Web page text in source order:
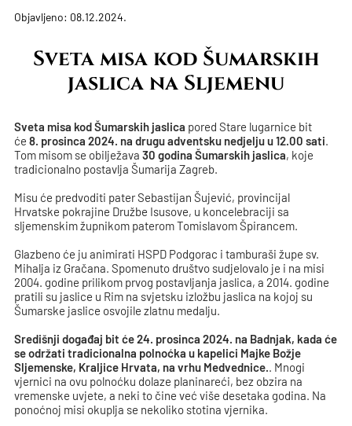
Objavljeno: 08.12.2024.
Sveta misa kod Šumarskih
jaslica na Sljemenu
Sveta misa kod Šumarskih jaslica pored Stare lugarnice bit
će8. prosinca 2024. na drugu adventsku nedjelju u 12.00 sati.
Tom misom se obilježava30 godina Šumarskih jaslica, koje
tradicionalno postavlja Šumarija Zagreb.
Misu će predvoditi pater Sebastijan Šujević, provincijal
Hrvatske pokrajine Družbe Isusove, u koncelebraciji sa
sljemenskim župnikom paterom Tomislavom Špirancem.
Glazbeno će ju animirati HSPD Podgorac i tamburaši župe sv.
Mihalja iz Gračana. Spomenuto društvo sudjelovalo je i na misi
2004. godine prilikom prvog postavljanja jaslica, a 2014. godine
pratili su jaslice u Rim na svjetsku izložbu jaslica na kojoj su
Šumarske jaslice osvojile zlatnu medalju.
Središnji događaj bit će 24. prosinca 2024. na Badnjak, kada će
se održati tradicionalna polnoćka u kapelici Majke Božje
Sljemenske, Kraljice Hrvata, na vrhu Medvednice.. Mnogi
vjernici na ovu polnoćku dolaze planinareći, bez obzira na
vremenske uvjete, a neki to čine već više desetaka godina. Na
ponoćnoj misi okuplja se nekoliko stotina vjernika.